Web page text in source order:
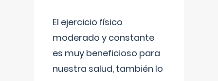
El ejercicio físico
moderado y constante
es muy beneficioso para
nuestra salud, también lo